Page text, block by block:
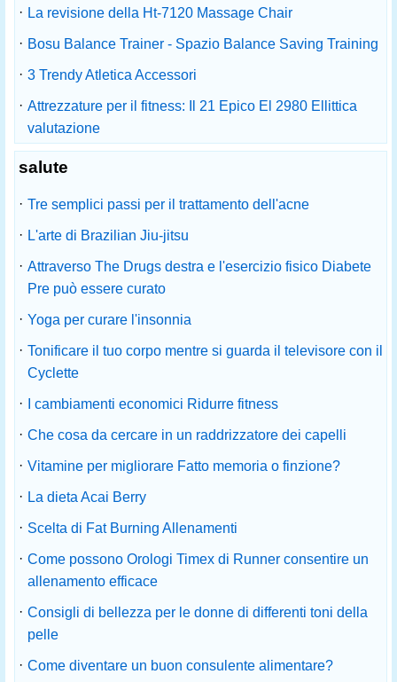
· La revisione della Ht-7120 Massage Chair
· Bosu Balance Trainer - Spazio Balance Saving Training
· 3 Trendy Atletica Accessori
· Attrezzature per il fitness: Il 21 Epico El 2980 Ellittica
valutazione
salute
· Tre semplici passi per il trattamento dell'acne
· L'arte di Brazilian Jiu-jitsu
· Attraverso The Drugs destra e l'esercizio fisico Diabete
Pre può essere curato
· Yoga per curare l'insonnia
· Tonificare il tuo corpo mentre si guarda il televisore con il
Cyclette
·
I cambiamenti economici Ridurre fitness
· Che cosa da cercare in un raddrizzatore dei capelli
· Vitamine per migliorare Fatto memoria o finzione?
· La dieta Acai Berry
· Scelta di Fat Burning Allenamenti
· Come possono Orologi Timex di Runner consentire un
allenamento efficace
· Consigli di bellezza per le donne di differenti toni della
pelle
· Come diventare un buon consulente alimentare?